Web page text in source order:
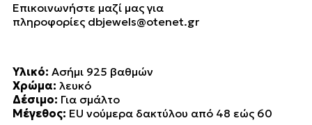
Επικοινωνήστε μαζί μας για
πληροφορίες dbjewels@otenet.gr
Υλικό: Ασήμι 925 βαθμών
Χρώμα: λευκό
Δέσιμο: Για σμάλτο
Μέγεθος: EU νούμερα δακτύλου από 48 εώς 60